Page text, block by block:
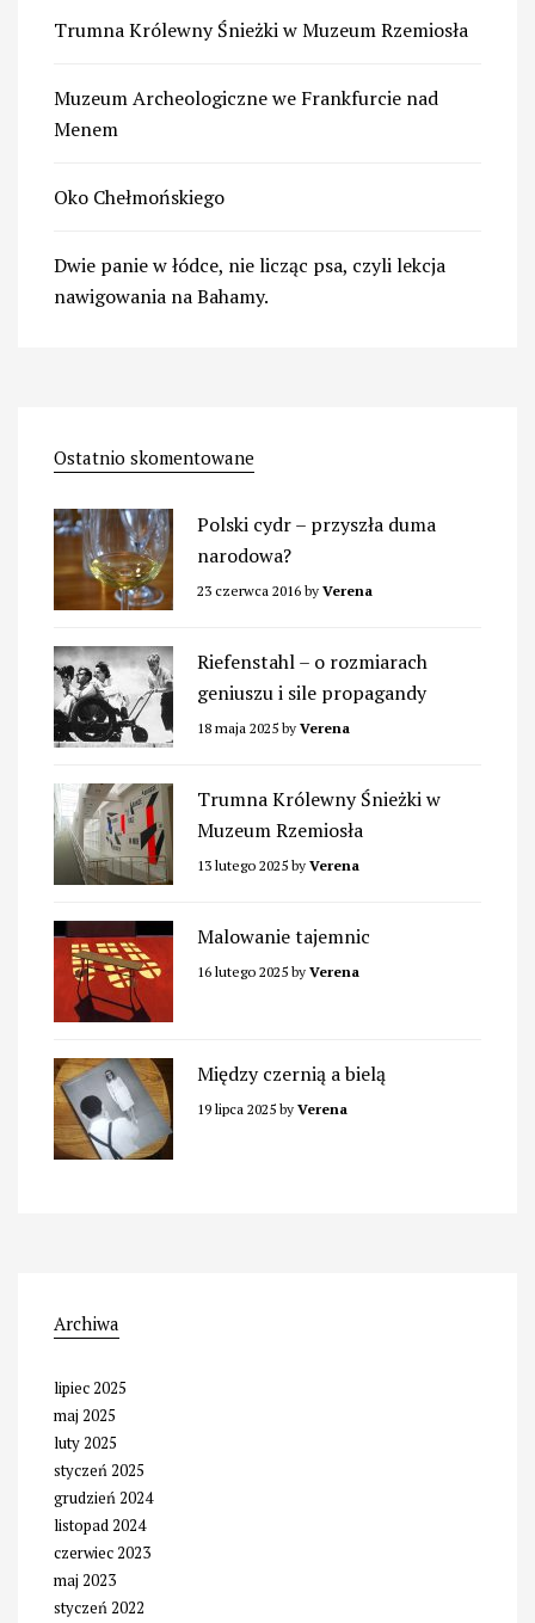
Trumna Królewny Śnieżki w Muzeum Rzemiosła
Muzeum Archeologiczne we Frankfurcie nad
Menem
Oko Chełmońskiego
Dwie panie w łódce, nie licząc psa, czyli lekcja
nawigowania na Bahamy.
Ostatnio skomentowane
Polski cydr – przyszła duma
narodowa?
23 czerwca 2016 by Verena
Riefenstahl – o rozmiarach
geniuszu i sile propagandy
18 maja 2025 by Verena
Trumna Królewny Śnieżki w
Muzeum Rzemiosła
13 lutego 2025 by Verena
Malowanie tajemnic
16 lutego 2025 by Verena
Między czernią a bielą
19 lipca 2025 by Verena
Archiwa
lipiec 2025
maj 2025
luty 2025
styczeń 2025
grudzień 2024
listopad 2024
czerwiec 2023
maj 2023
styczeń 2022